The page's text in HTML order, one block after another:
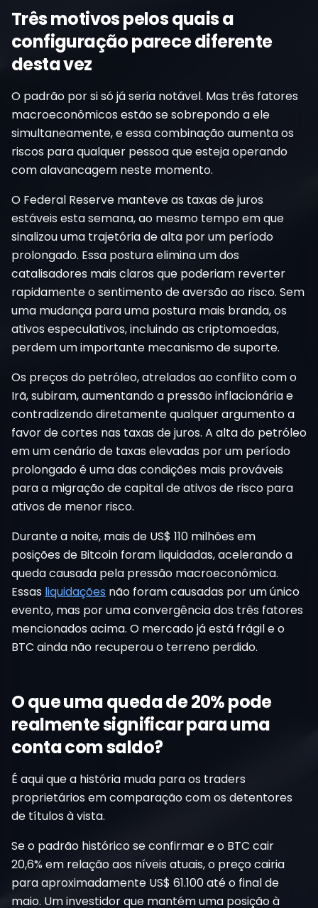
Três motivos pelos quais a
configuração parece diferente
desta vez
O padrão por si só já seria notável. Mas três fatores
macroeconômicos estão se sobrepondo a ele
simultaneamente, e essa combinação aumenta os
riscos para qualquer pessoa que esteja operando
com alavancagem neste momento.
O Federal Reserve manteve as taxas de juros
estáveis esta semana, ao mesmo tempo em que
sinalizou uma trajetória de alta por um período
prolongado. Essa postura elimina um dos
catalisadores mais claros que poderiam reverter
rapidamente o sentimento de aversão ao risco. Sem
uma mudança para uma postura mais branda, os
ativos especulativos, incluindo as criptomoedas,
perdem um importante mecanismo de suporte.
Os preços do petróleo, atrelados ao conflito com o
Irã, subiram, aumentando a pressão inflacionária e
contradizendo diretamente qualquer argumento a
favor de cortes nas taxas de juros. A alta do petróleo
em um cenário de taxas elevadas por um período
prolongado é uma das condições mais prováveis
para a migração de capital de ativos de risco para
ativos de menor risco.
Durante a noite, mais de US$ 110 milhões em
posições de Bitcoin foram liquidadas, acelerando a
queda causada pela pressão macroeconômica.
Essas liquidações não foram causadas por um único
evento, mas por uma convergência dos três fatores
mencionados acima. O mercado já está frágil e o
BTC ainda não recuperou o terreno perdido.
O que uma queda de 20% pode
realmente significar para uma
conta com saldo?
É aqui que a história muda para os traders
proprietários em comparação com os detentores
de títulos à vista.
Se o padrão histórico se confirmar e o BTC cair
20,6% em relação aos níveis atuais, o preço cairia
para aproximadamente US$ 61.100 até o final de
maio. Um investidor que mantém uma posição à